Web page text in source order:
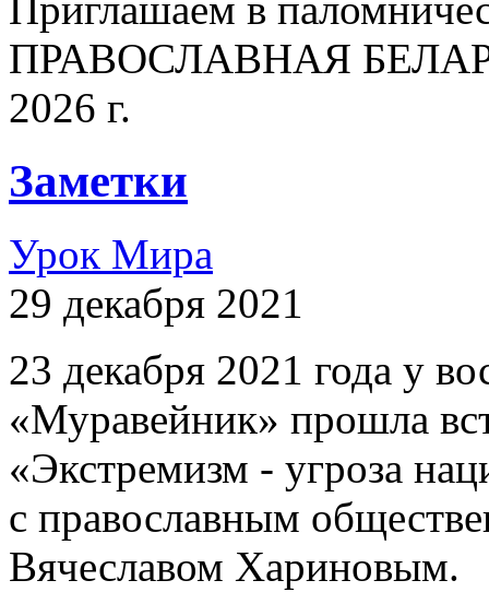
Приглашаем в
ПРАВОСЛАВНАЯ
2026 г.
Заметки
Урок Мира
29 декабря 2021
23 декабря 2021 года у
«Муравейник» прошла
«Экстремизм - угроза
с православным
Вячеславом Хариновым.